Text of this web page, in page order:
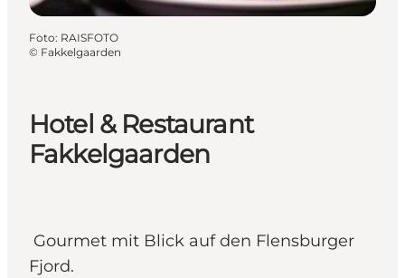
Hotel & Restaurant
Fakkelgaarden
Gourmet mit Blick auf den Flensburger
Fjord.
Foto: RAISFOTO
© Fakkelgaarden